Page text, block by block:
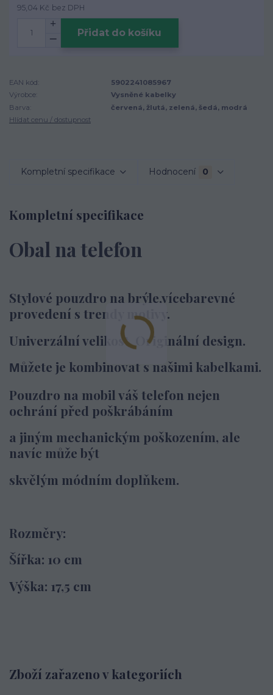
95,04 Kč bez DPH
Přidat do košíku
EAN kód:
5902241085967
Výrobce:
Vysněné kabelky
Barva:
červená, žlutá, zelená, šedá, modrá
Hlídat cenu / dostupnost
Kompletní specifikace Hodnocení 0
Kompletní specifikace
Obal na telefon
Stylové pouzdro na brýle,vícebarevné
provedení s trendy motivy.
Univerzální velikost. Originální design.
Můžete je kombinovat s našimi kabelkami.
Pouzdro na mobil váš telefon nejen
ochrání před poškrábáním
a jiným mechanickým poškozením, ale
navíc může být
skvělým módním doplňkem.
Rozměry:
Šířka: 10 cm
Výška: 17,5 cm
Zboží zařazeno v kategoriích